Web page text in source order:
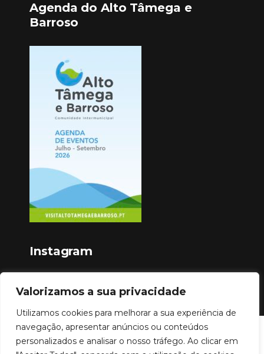
Valorizamos a sua privacidade
Utilizamos cookies para melhorar a sua experiência de
navegação, apresentar anúncios ou conteúdos
personalizados e analisar o nosso tráfego. Ao clicar em
Agenda do Alto Tâmega e
Barroso
Instagram
Copyright © 2023